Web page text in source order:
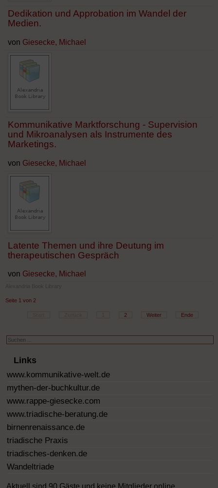
Suchen
Links
www.kommunikative-welt.de
mythen-der-buchkultur.de
www.rappe-giesecke.com
www.triadische-beratung.de
birnenrenaissance.de
triadische Praxis
triadisches-denken.de
Wandeltriade
Aktuell sind 90 Gäste und keine Mitglieder online
Dedikation und Approbation im Wandel der
Medien.
von Giesecke, Michael
Kommunikative Marktforschung - Supervision
und Mikroanalysen als Instrumente des
Marketings.
von Giesecke, Michael
Latente Themen und ihre Deutung im
therapeutischen Gespräch
von Giesecke, Michael
Alexandria Book Library
Seite 1 von 2
2 Weiter Ende